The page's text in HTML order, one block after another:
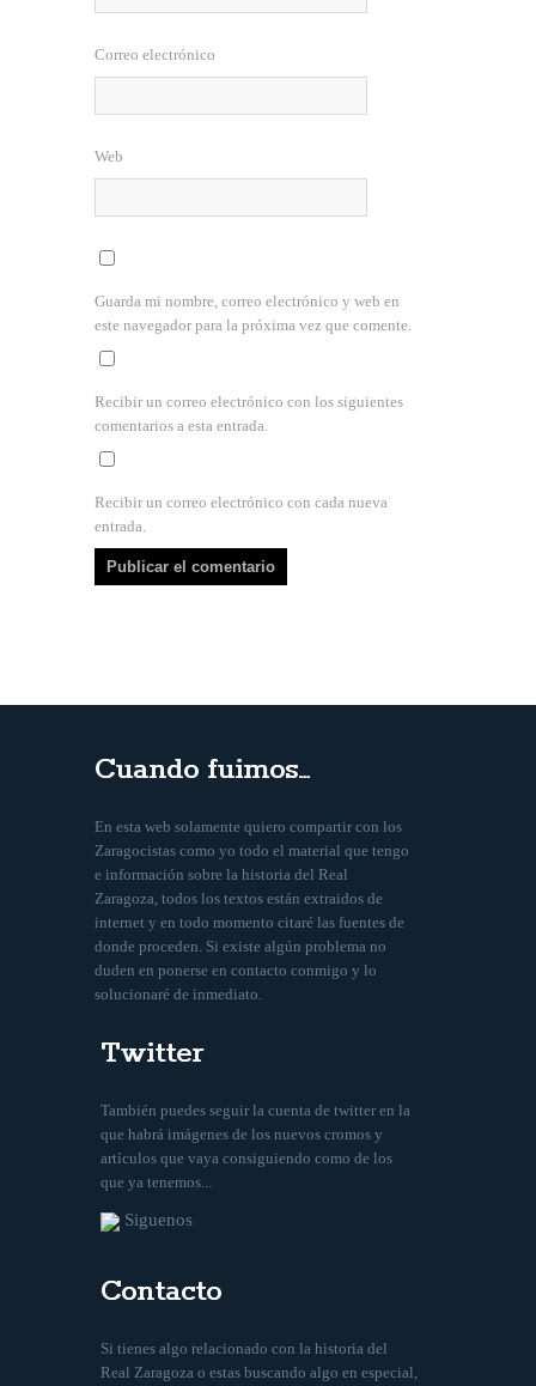
Correo electrónico
Web
Guarda mi nombre, correo electrónico y web en
este navegador para la próxima vez que comente.
Recibir un correo electrónico con los siguientes
comentarios a esta entrada.
Recibir un correo electrónico con cada nueva
entrada.
Cuando fuimos…
En esta web solamente quiero compartir con los
Zaragocistas como yo todo el material que tengo
e información sobre la historia del Real
Zaragoza, todos los textos están extraidos de
internet y en todo momento citaré las fuentes de
donde proceden. Si existe algún problema no
duden en ponerse en contacto conmigo y lo
solucionaré de inmediato.
Twitter
También puedes seguir la cuenta de twitter en la
que habrá imágenes de los nuevos cromos y
artículos que vaya consiguiendo como de los
que ya tenemos...
Siguenos
Contacto
Si tienes algo relacionado con la historia del
Real Zaragoza o estas buscando algo en especial,